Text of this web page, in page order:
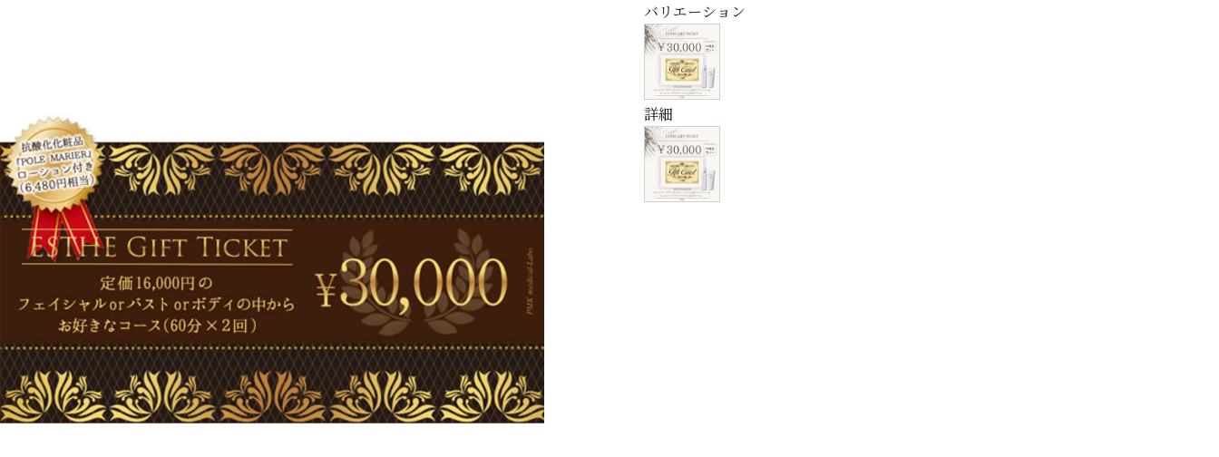
バリエーション
詳細